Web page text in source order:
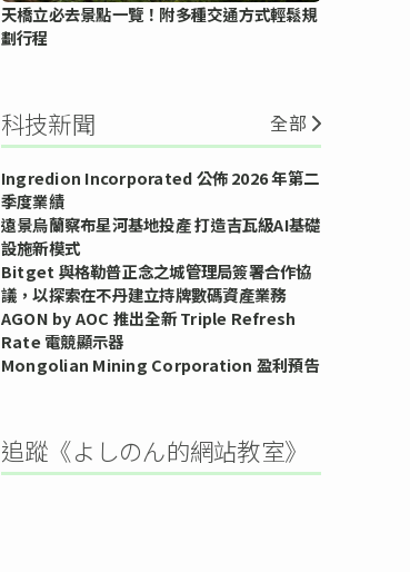
天橋立必去景點一覽！附多種交通方式輕鬆規
劃行程
科技新聞 全部
Ingredion Incorporated 公佈 2026 年第二
季度業績
遠景烏蘭察布星河基地投產 打造吉瓦級AI基礎
設施新模式
Bitget 與格勒普正念之城管理局簽署合作協
議，以探索在不丹建立持牌數碼資產業務
AGON by AOC 推出全新 Triple Refresh
Rate 電競顯示器
Mongolian Mining Corporation 盈利預告
追蹤《よしのん的網站教室》